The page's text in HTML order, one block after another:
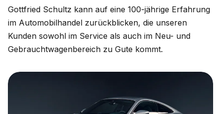
Gottfried Schultz kann auf eine 100-jährige Erfahrung
im Automobilhandel zurückblicken, die unseren
Kunden sowohl im Service als auch im Neu- und
Gebrauchtwagenbereich zu Gute kommt.